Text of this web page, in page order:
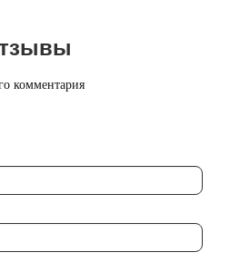
комментария